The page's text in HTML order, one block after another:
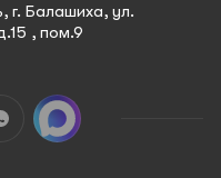
г. Балашиха, ул.
, пом.9